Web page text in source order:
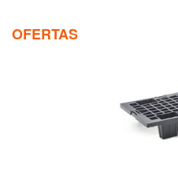
OFERTAS